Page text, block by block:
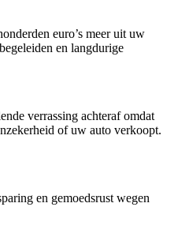
euro’s meer uit uw
en langdurige
verrassing achteraf omdat
of uw auto verkoopt.
en gemoedsrust wegen